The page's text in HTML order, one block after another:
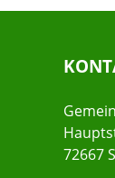
72667